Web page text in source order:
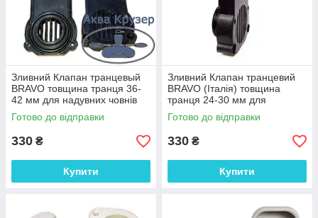
Зливний Клапан транцевый
BRAVO товщина транця 36-
42 мм для надувних човнів
ПВХ
Готово до відправки
330 ₴
Купити
Зливний Клапан транцевий
BRAVO (Італія) товщина
транця 24-30 мм для
надувних човнів ПВХ
Готово до відправки
330 ₴
Купити